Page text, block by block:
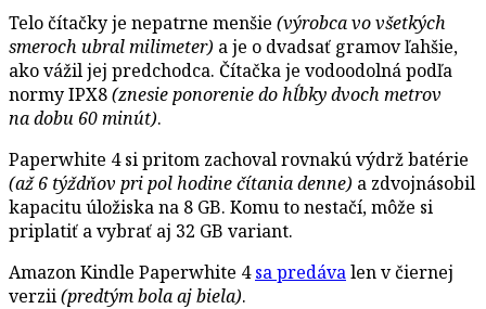
Telo čítačky je nepatrne menšie (výrobca vo všetkých
smeroch ubral milimeter) a je o dvadsať gramov ľahšie,
ako vážil jej predchodca. Čítačka je vodoodolná podľa
normy IPX8(znesie ponorenie do hĺbky dvoch metrov
na dobu 60 minút).
Paperwhite 4 si pritom zachoval rovnakú výdrž batérie
(až 6 týždňov pri pol hodine čítania denne) a zdvojnásobil
kapacitu úložiska na 8 GB. Komu to nestačí, môže si
priplatiť a vybrať aj 32 GB variant.
Amazon Kindle Paperwhite 4sa predávalen v čiernej
verzii(predtým bola aj biela).